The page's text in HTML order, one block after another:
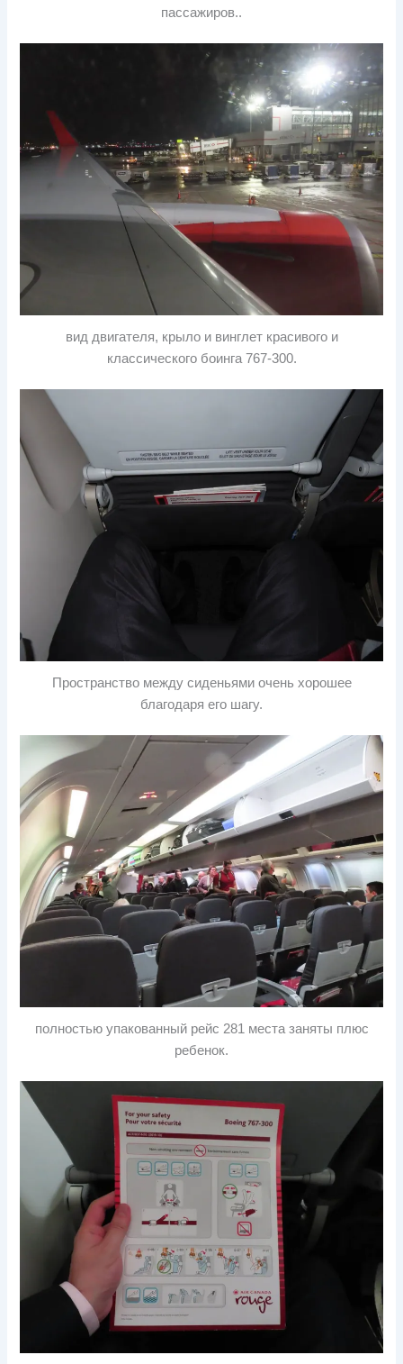
пассажиров..
вид двигателя, крыло и винглет красивого и
классического боинга 767-300.
Пространство между сиденьями очень хорошее
благодаря его шагу.
полностью упакованный рейс 281 места заняты плюс
ребенок.